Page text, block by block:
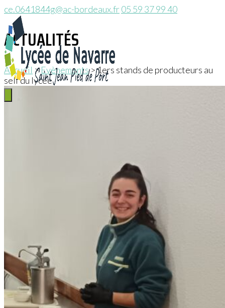
ce.0641844g@ac-bordeaux.fr05 59 37 99 40
Aller
au
contenu
ACTUALITÉS
Accueil >Evènements>1ers stands de producteurs au
self du lycée